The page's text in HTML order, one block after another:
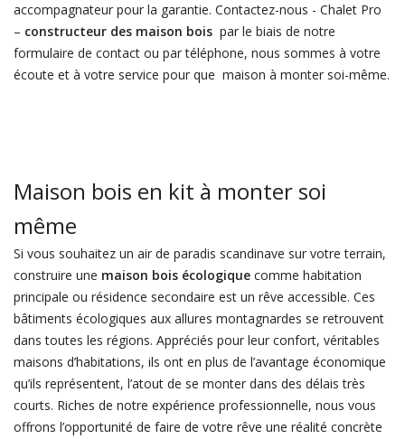
accompagnateur pour la garantie. Contactez-nous - Chalet Pro
– constructeur des maison boispar le biais de notre
formulaire de contact ou par téléphone, nous sommes à votre
écoute et à votre service pour que maison à monter soi-même.
Maison bois en kit à monter soi
même
Si vous souhaitez un air de paradis scandinave sur votre terrain,
construire une maison bois écologiquecomme habitation
principale ou résidence secondaire est un rêve accessible. Ces
bâtiments écologiques aux allures montagnardes se retrouvent
dans toutes les régions. Appréciés pour leur confort, véritables
maisons d’habitations, ils ont en plus de l’avantage économique
qu’ils représentent, l’atout de se monter dans des délais très
courts. Riches de notre expérience professionnelle, nous vous
offrons l’opportunité de faire de votre rêve une réalité concrète